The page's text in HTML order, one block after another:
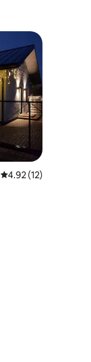
5 पैकी 4.92 सरासरी रेटिंग,
4.92 (12)